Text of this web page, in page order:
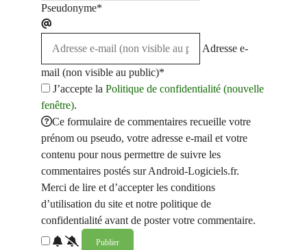
Pseudonyme*
Adresse e-
mail (non visible au public)*
J’accepte la Politique de confidentialité (nouvelle
fenêtre).
Ce formulaire de commentaires recueille votre
prénom ou pseudo, votre adresse e-mail et votre
contenu pour nous permettre de suivre les
commentaires postés sur Android-Logiciels.fr.
Merci de lire et d’accepter les conditions
d’utilisation du site et notre politique de
confidentialité avant de poster votre commentaire.